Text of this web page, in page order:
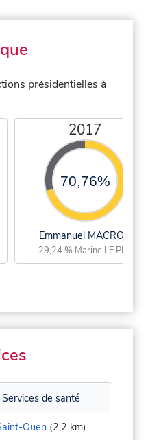
présidentielles à
2017
70,76%
Emmanuel MACRON
29,24 % Marine LE PEN
Services de santé
Ouen (2,2 km)